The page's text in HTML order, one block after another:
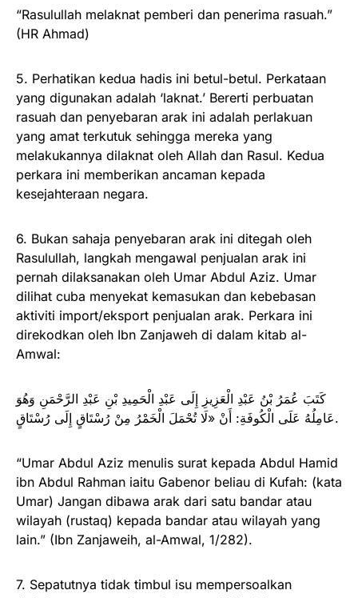
“Rasulullah melaknat pemberi dan penerima rasuah.”
(HR Ahmad)
5. Perhatikan kedua hadis ini betul-betul. Perkataan
yang digunakan adalah ‘laknat.’ Bererti perbuatan
rasuah dan penyebaran arak ini adalah perlakuan
yang amat terkutuk sehingga mereka yang
melakukannya dilaknat oleh Allah dan Rasul. Kedua
perkara ini memberikan ancaman kepada
kesejahteraan negara.
6. Bukan sahaja penyebaran arak ini ditegah oleh
Rasulullah, langkah mengawal penjualan arak ini
pernah dilaksanakan oleh Umar Abdul Aziz. Umar
dilihat cuba menyekat kemasukan dan kebebasan
aktiviti import/eksport penjualan arak. Perkara ini
direkodkan oleh Ibn Zanjaweh di dalam kitab al-
Amwal:
كَتَبَ عُمَرُ بْنُ عَبْدِ الْعَزِيزِ إِلَى عَبْدِ الْحَمِيدِ بْنِ عَبْدِ الرَّحْمَنِ وَهُوَ
عَامِلُهُ عَلَى الْكُوفَةِ: أَنْ «لَا تُحْمَلَ الْخَمْرُ مِنْ رُسْتَاقٍ إِلَى رُسْتَاقٍ.
“Umar Abdul Aziz menulis surat kepada Abdul Hamid
ibn Abdul Rahman iaitu Gabenor beliau di Kufah: (kata
Umar) Jangan dibawa arak dari satu bandar atau
wilayah (rustaq) kepada bandar atau wilayah yang
lain.” (Ibn Zanjaweih, al-Amwal, 1/282).
7. Sepatutnya tidak timbul isu mempersoalkan